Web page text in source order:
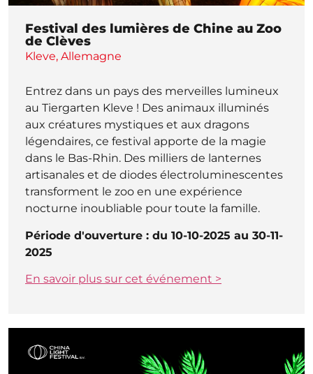
Festival des lumières de Chine au Zoo
de Clèves
Kleve, Allemagne
Entrez dans un pays des merveilles lumineux
au Tiergarten Kleve ! Des animaux illuminés
aux créatures mystiques et aux dragons
légendaires, ce festival apporte de la magie
dans le Bas-Rhin. Des milliers de lanternes
artisanales et de diodes électroluminescentes
transforment le zoo en une expérience
nocturne inoubliable pour toute la famille.
Période d'ouverture : du 10-10-2025 au 30-11-
2025
En savoir plus sur cet événement >